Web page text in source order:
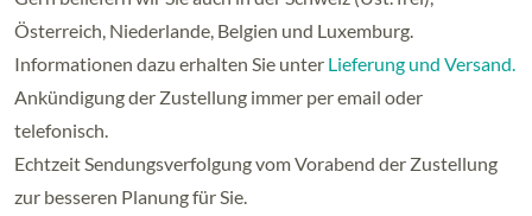
Österreich, Niederlande, Belgien und Luxemburg.
Informationen dazu erhalten Sie unter Lieferung und Versand.
Ankündigung der Zustellung immer per email oder
telefonisch.
Echtzeit Sendungsverfolgung vom Vorabend der Zustellung
zur besseren Planung für Sie.